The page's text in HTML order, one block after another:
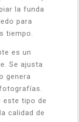
la funda
para
tiempo.
es un
Se ajusta
genera
este tipo de
calidad de